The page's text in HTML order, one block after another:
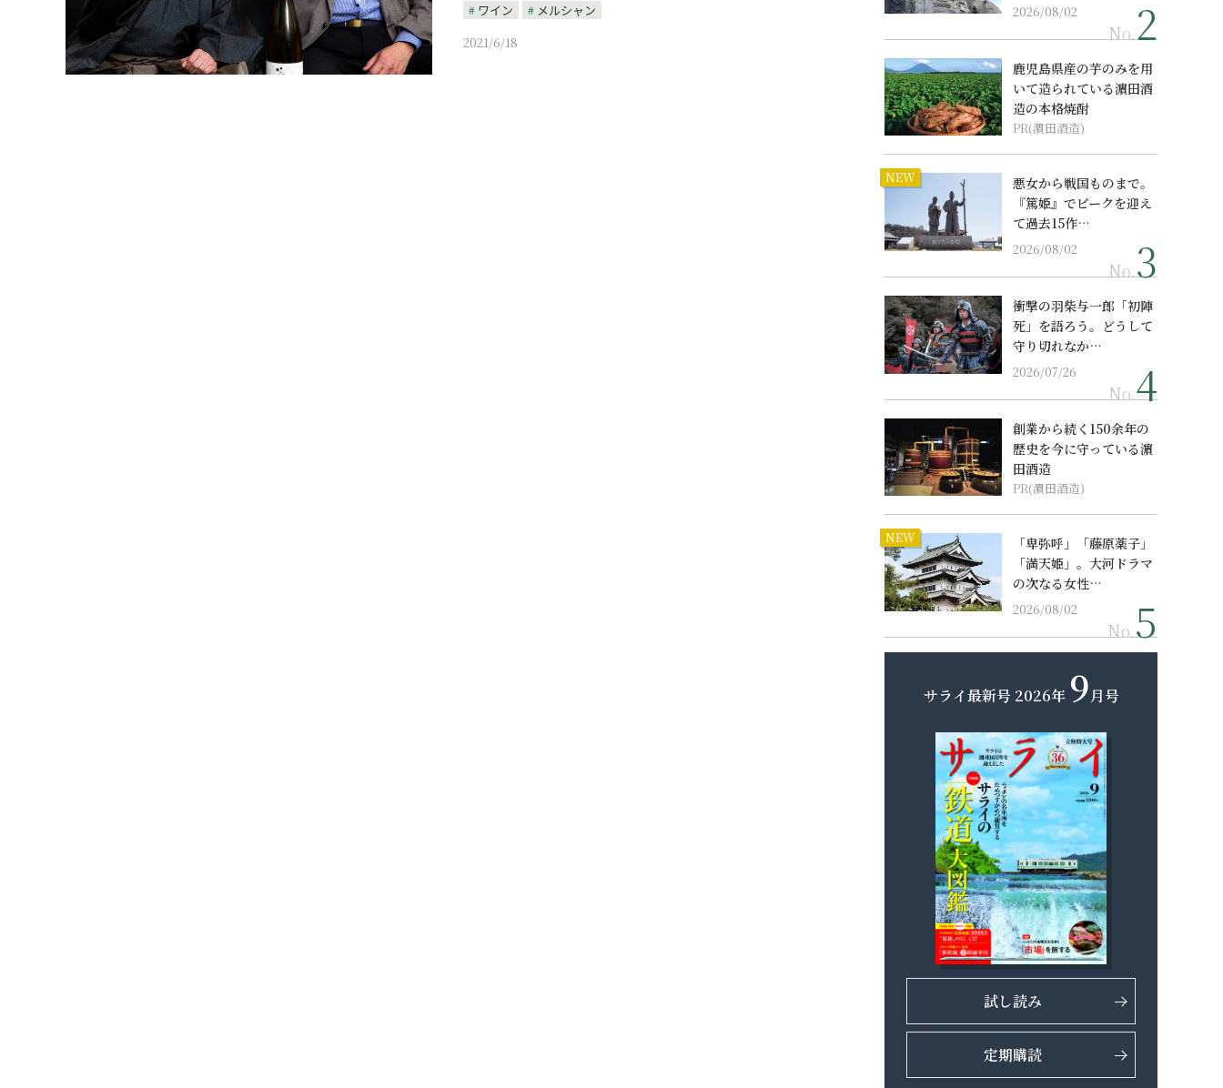
ワイン
メルシャン
2021/6/18
2026/08/02
No.
鹿児島県産の芋のみを用
いて造られている濵田酒
造の本格焼酎
PR(濵田酒造)
NEW
悪女から戦国ものまで。
『篤姫』でピークを迎え
て過去15作…
2026/08/02
No.
衝撃の羽柴与一郎「初陣
死」を語ろう。どうして
守り切れなか…
2026/07/26
No.
創業から続く150余年の
歴史を今に守っている濵
田酒造
PR(濵田酒造)
NEW
「卑弥呼」「藤原薬子」
「満天姫」。大河ドラマ
の次なる女性…
2026/08/02
No.
サライ最新号 2026年 9月号
試し読み
定期購読